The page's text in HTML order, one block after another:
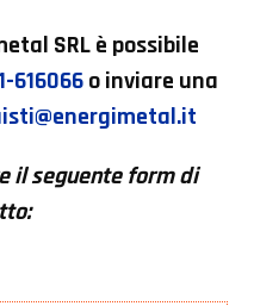
SRLè possibile
616066o inviare una
il seguente form di